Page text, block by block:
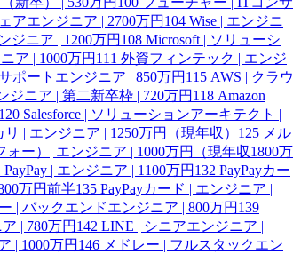
アエンジニア | 2700万円 104 Wise | エンジニ
ジニア | 1200万円 108 Microsoft | ソリューシ
ア | 1000万円 111 外資フィンテック | エンジ
ポートエンジニア | 850万円 115 AWS | クラウ
ジニア | 第二新卒枠 | 720万円 118 Amazon
120 Salesforce | ソリューションアーキテクト |
リ | エンジニア | 1250万円（現年収） 125 メル
ー）| エンジニア | 1000万円（現年収1800万
PayPay | エンジニア | 1100万円 132 PayPayカー
万円前半135 PayPayカード | エンジニア |
| バックエンドエンジニア | 800万円 139
| 780万円 142 LINE | シニアエンジニア |
| 1000万円 146 メドレー | フルスタックエン